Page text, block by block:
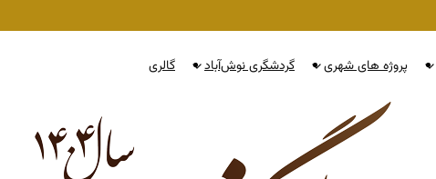
پروژه های شهری گردشگری نوش‌آباد گالری